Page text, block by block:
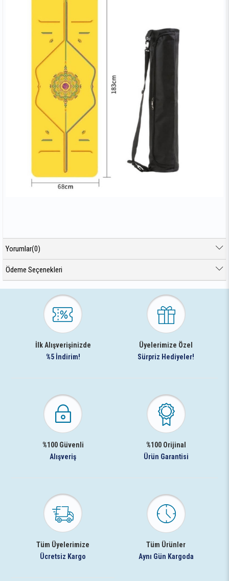
Yorumlar(0)
Ödeme Seçenekleri
İlk Alışverişinizde
%5 İndirim!
Üyelerimize Özel
Sürpriz Hediyeler!
%100 Güvenli
Alışveriş
%100 Orijinal
Ürün Garantisi
Tüm Üyelerimize
Ücretsiz Kargo
Tüm Ürünler
Aynı Gün Kargoda